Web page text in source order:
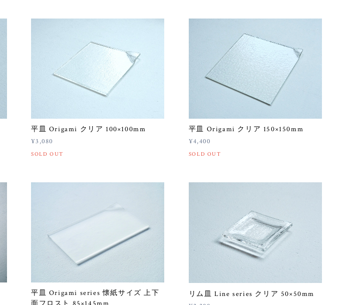
平皿 Origami クリア 100×100mm
¥3,080
SOLD OUT
平皿 Origami クリア 150×150mm
¥4,400
SOLD OUT
平皿 Origami series 懐紙サイズ 上下
リム皿 Line series クリア 50×50mm